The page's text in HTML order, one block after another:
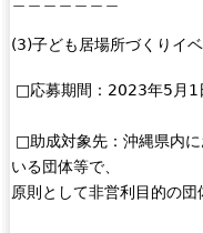
(3)子ども居場所づくりイ
□応募期間：2023年5月1
□助成対象先：沖縄県内
いる団体等で、
原則として非営利目的の団